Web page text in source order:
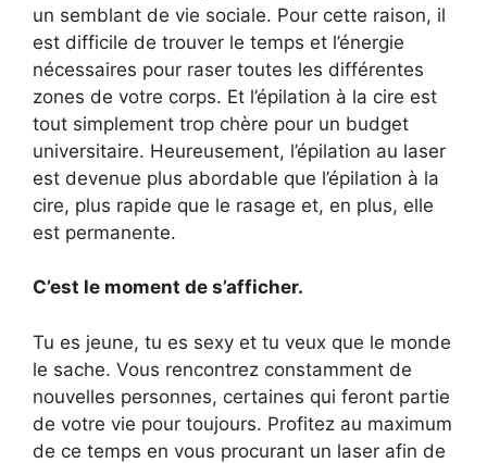
un semblant de vie sociale. Pour cette raison, il
est difficile de trouver le temps et l’énergie
nécessaires pour raser toutes les différentes
zones de votre corps. Et l’épilation à la cire est
tout simplement trop chère pour un budget
universitaire. Heureusement, l’épilation au laser
est devenue plus abordable que l’épilation à la
cire, plus rapide que le rasage et, en plus, elle
est permanente.
C’est le moment de s’afficher.
Tu es jeune, tu es sexy et tu veux que le monde
le sache. Vous rencontrez constamment de
nouvelles personnes, certaines qui feront partie
de votre vie pour toujours. Profitez au maximum
de ce temps en vous procurant un laser afin de